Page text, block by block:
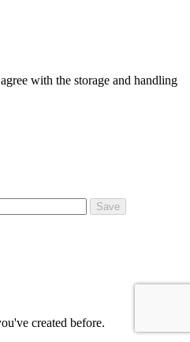
with the storage and handling
created before.